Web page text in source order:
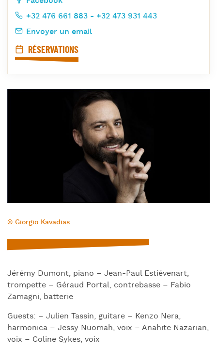
© Giorgio Kavadias
Jérémy Dumont, piano – Jean-Paul Estiévenart,
trompette – Géraud Portal, contrebasse – Fabio
Zamagni, batterie
Guests: – Julien Tassin, guitare – Kenzo Nera,
harmonica – Jessy Nuomah, voix – Anahite Nazarian,
voix – Coline Sykes, voix
+32 476 661 883 - +32 473 931 443
Envoyer un email
RÉSERVATIONS